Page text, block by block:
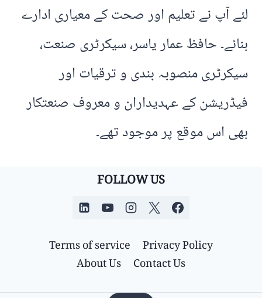
لئے آپ نے تعلیم اور صحت کے معیاری ادارے
بنائے۔ حافظ عمار یاسر، سیکرٹری صنعت،
سیکرٹری منصوبہ بندی و ترقیات اور
فیڈریشن کے عہدیداران و معروف صنعتکار
بھی اس موقع پر موجود تھے۔
FOLLOW US
Privacy Policy
Terms of service
Contact Us
About Us